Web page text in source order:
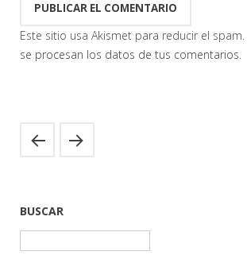
Este sitio usa Akismet para reducir el spam.
se procesan los datos de tus comentarios.
BUSCAR